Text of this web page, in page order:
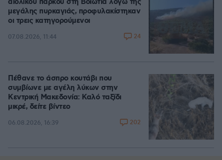
αιολικού πάρκου στη Βοιωτία λόγω της
μεγάλης πυρκαγιάς, προφυλακίστηκαν
οι τρεις κατηγορούμενοι
07.08.2026, 11:44 24
Πέθανε το άσπρο κουτάβι που
συμβίωνε με αγέλη λύκων στην
Κεντρική Μακεδονία: Καλό ταξίδι
μικρέ, δείτε βίντεο
06.08.2026, 16:39 202